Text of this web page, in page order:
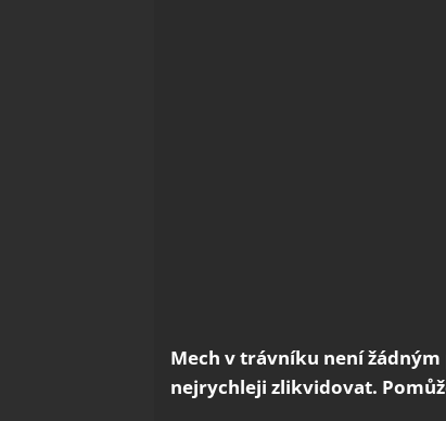
Mech v trávníku není
nejrychleji zlikvidovat.